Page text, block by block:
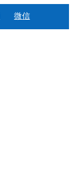
微信